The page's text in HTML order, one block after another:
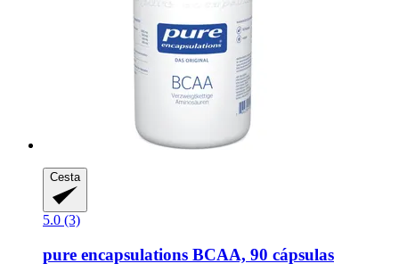
Cesta
5.0 (3)
pure encapsulations BCAA, 90 cápsulas